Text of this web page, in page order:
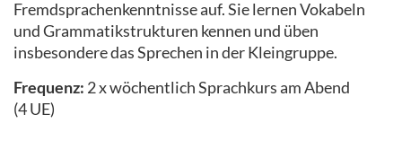
Fremdsprachenkenntnisse auf. Sie lernen Vokabeln
und Grammatikstrukturen kennen und üben
insbesondere das Sprechen in der Kleingruppe.
Frequenz: 2 x wöchentlich Sprachkurs am Abend
(4 UE)